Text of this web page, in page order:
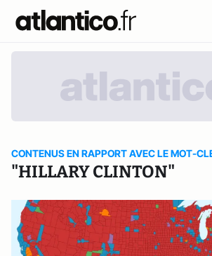
CONTENUS EN RAPPORT AVEC LE MOT-
"HILLARY CLINTON"